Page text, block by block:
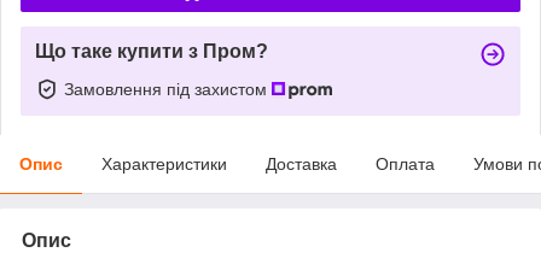
Що таке купити з Пром?
Замовлення під захистом
Опис Характеристики Доставка Оплата Умови
Опис